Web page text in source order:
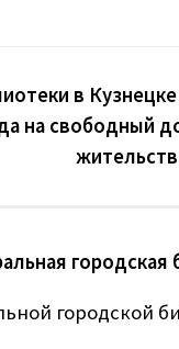
в
на свободный
городской